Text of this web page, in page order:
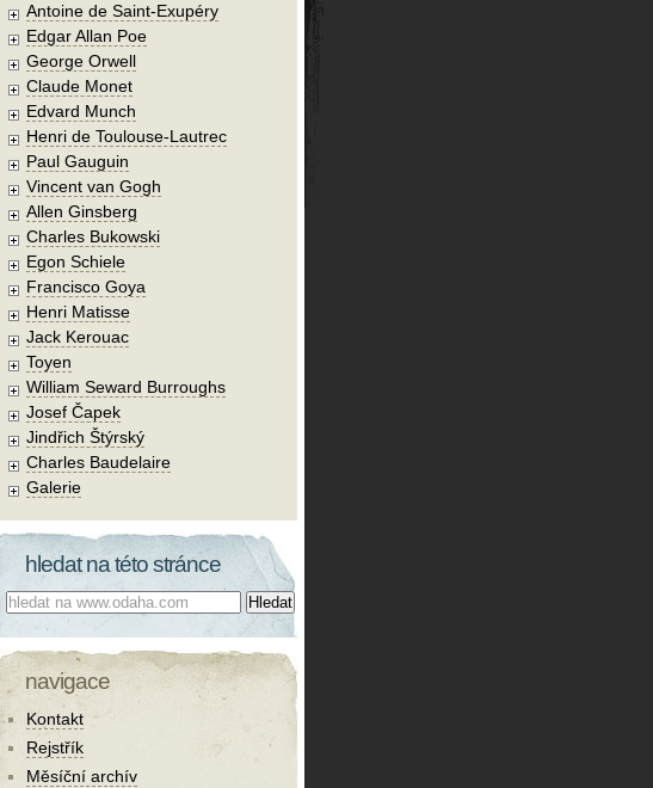
Antoine de Saint-Exupéry
Edgar Allan Poe
George Orwell
Claude Monet
Edvard Munch
Henri de Toulouse-Lautrec
Paul Gauguin
Vincent van Gogh
Allen Ginsberg
Charles Bukowski
Egon Schiele
Francisco Goya
Henri Matisse
Jack Kerouac
Toyen
William Seward Burroughs
Josef Čapek
Jindřich Štýrský
Charles Baudelaire
Galerie
hledat na této stránce
Co hledat:
navigace
Kontakt
Rejstřík
Měsíční archív